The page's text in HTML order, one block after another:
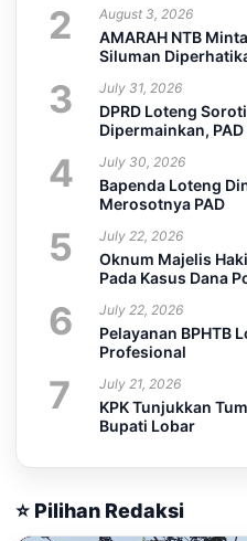
2 August 3, 2026
AMARAH NTB
Siluman
3 July 31, 2026
DPRD Loteng
Dipermainkan,
4 July 30, 2026
Bapenda Loteng
Merosotnya PAD
5 July 22, 2026
Oknum Majelis
Pada Kasus Dana
6 July 22, 2026
Pelayanan BPHTB
Profesional
7 July 21, 2026
KPK Tunjukkan
Bupati Lobar
⭐ Pilihan Redaksi